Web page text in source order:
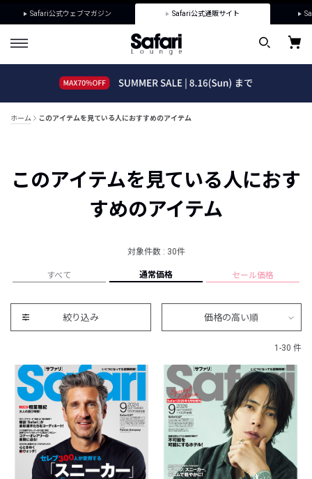
Safari公式ウェブマガジン Safari公式通販サイト
ホーム このアイテムを見ている人におすすめのアイテム
このアイテムを見ている人におす
すめのアイテム
対象件数 : 30件
すべて 通常価格 セール価格
絞り込み 価格の高い順
1-30 件